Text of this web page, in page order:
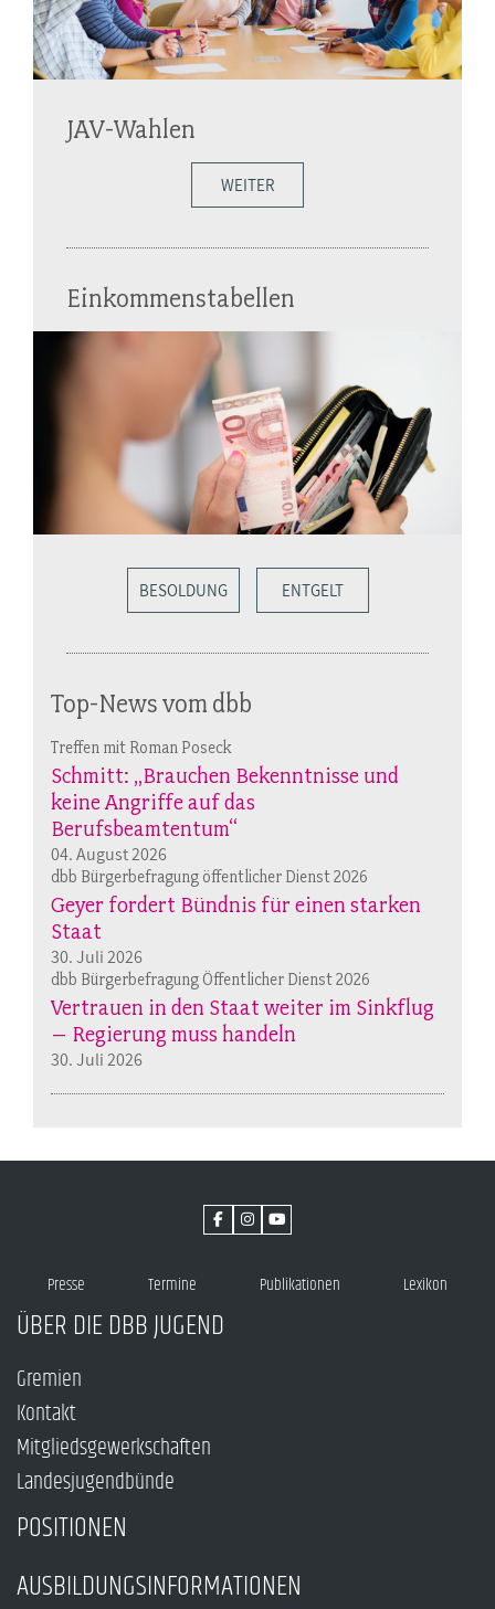
JAV-Wahlen
WEITER
Einkommenstabellen
BESOLDUNG ENTGELT
Top-News vom dbb
Treffen mit Roman Poseck
Schmitt: „Brauchen Bekenntnisse und
keine Angriffe auf das
Berufsbeamtentum“
04. August 2026
dbb Bürgerbefragung öffentlicher Dienst 2026
Geyer fordert Bündnis für einen starken
Staat
30. Juli 2026
dbb Bürgerbefragung Öffentlicher Dienst 2026
Vertrauen in den Staat weiter im Sinkflug
– Regierung muss handeln
30. Juli 2026
Presse Termine Publikationen Lexikon
ÜBER DIE DBB JUGEND
Gremien
Kontakt
Mitgliedsgewerkschaften
Landesjugendbünde
POSITIONEN
AUSBILDUNGSINFORMATIONEN